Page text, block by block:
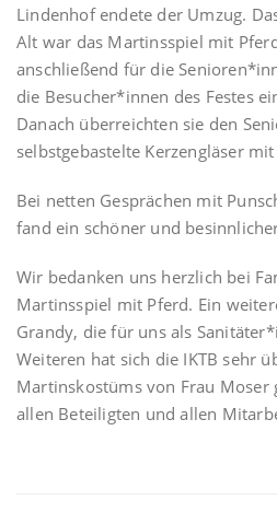
Lindenhof endete der Umzug.
Alt war das Martinsspiel mit
anschließend für die
die Besucher*innen des Festes
Danach überreichten sie den
selbstgebastelte Kerzengläser
Bei netten Gesprächen mit
fand ein schöner und
Wir bedanken uns herzlich bei
Martinsspiel mit Pferd. Ein
Grandy, die für uns als
Weiteren hat sich die IKTB sehr
Martinskostüms von Frau Moser
allen Beteiligten und allen